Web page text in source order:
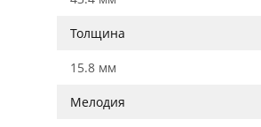
Толщина
15.8 мм
Мелодия